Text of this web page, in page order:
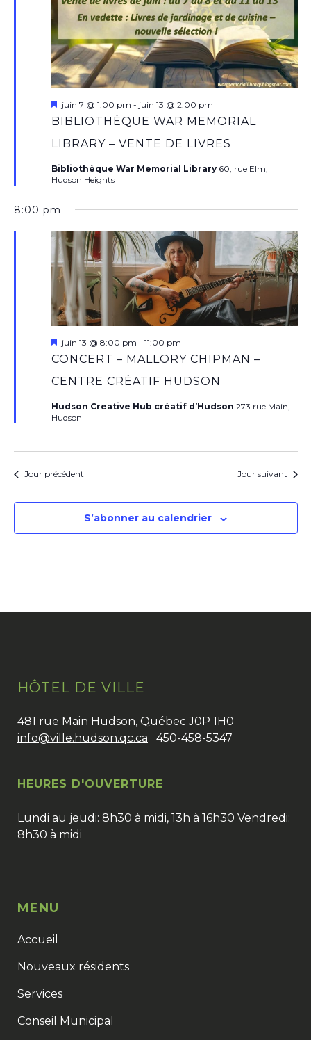
BIBLIOTHÈQUE WAR MEMORIAL
LIBRARY – VENTE DE LIVRES
Mis
en
avant
juin 7 @ 1:00 pm - juin 13 @ 2:00 pm
Bibliothèque War Memorial Library 60, rue Elm,
Hudson Heights
8:00 pm
CONCERT – MALLORY CHIPMAN –
CENTRE CRÉATIF HUDSON
Mis
en
avant
juin 13 @ 8:00 pm - 11:00 pm
Hudson Creative Hub créatif d’Hudson 273 rue Main,
Hudson
Jour précédent Jour suivant
S’abonner au calendrier
HÔTEL DE VILLE
481 rue Main Hudson, Québec J0P 1H0
info@ville.hudson.qc.ca 450-458-5347
HEURES D'OUVERTURE
Lundi au jeudi: 8h30 à midi, 13h à 16h30 Vendredi:
8h30 à midi
MENU
Accueil
Nouveaux résidents
Services
Conseil Municipal